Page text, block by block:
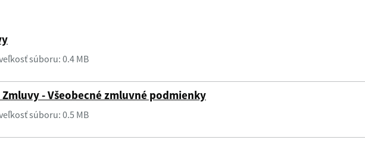
súboru: 0.4 MB
- Všeobecné zmluvné podmienky
súboru: 0.5 MB